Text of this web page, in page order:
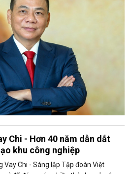
Chi - Hơn 40 năm dẫn dắt
khu công nghiệp
Vay Chi - Sáng lập Tập đoàn Việt